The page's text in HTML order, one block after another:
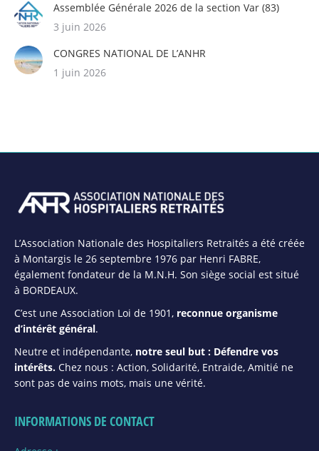
Assemblée Générale 2026 de la section Var (83)
3 juin 2026
CONGRES NATIONAL DE L’ANHR
1 juin 2026
L’Association Nationale des Hospitaliers Retraités a été créée
à Montargis le 26 septembre 1976 par Henri FABRE,
également fondateur de la M.N.H. Son siège social est situé
à BORDEAUX.
C’est une Association Loi de 1901, reconnue organisme
d’intérêt général.
Neutre et indépendante, notre seul but : Défendre vos
intérêts. Chez nous : Action, Solidarité, Entraide, Amitié ne
sont pas de vains mots, mais une vérité.
INFORMATIONS DE CONTACT